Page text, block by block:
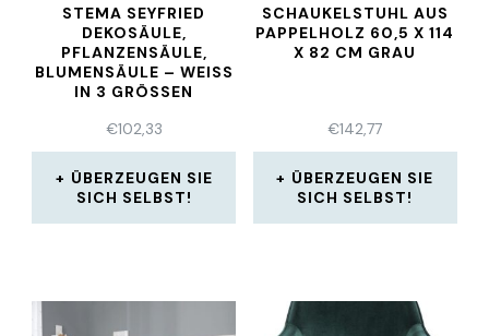
STEMA SEYFRIED
DEKOSÄULE,
PFLANZENSÄULE,
BLUMENSÄULE – WEISS I
N 3 GRÖSSEN
€102,33
ÜBERZEUGEN SIE
SICH SELBST!
SCHAUKELSTUHL AUS
PAPPELHOLZ 60,5 X 114
X 82 CM GRAU
€142,77
ÜBERZEUGEN SIE
SICH SELBST!